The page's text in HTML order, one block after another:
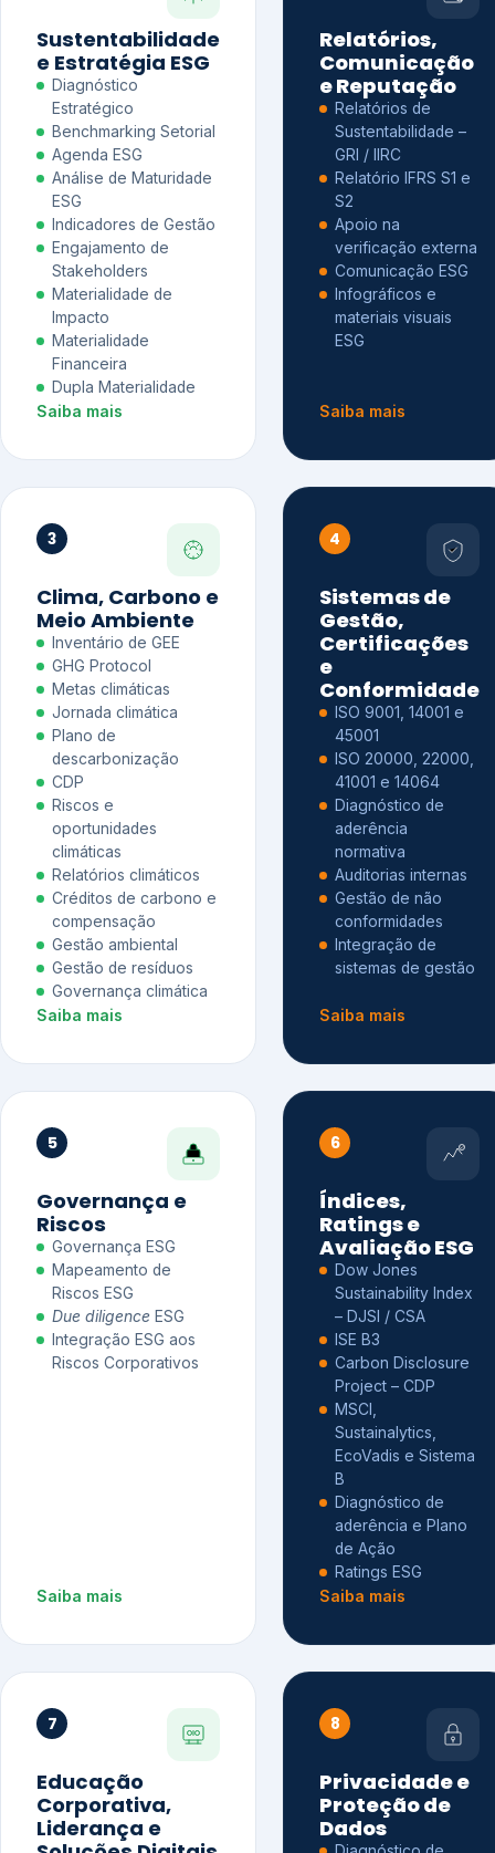
Sustentabilidade
e Estratégia ESG
Diagnóstico
Estratégico
Benchmarking Setorial
Agenda ESG
Análise de Maturidade
ESG
Indicadores de Gestão
Engajamento de
Stakeholders
Materialidade de
Impacto
Materialidade
Financeira
Dupla Materialidade
Saiba mais
Relatórios,
Comunicação
e Reputação
Relatórios de
Sustentabilidade –
GRI / IIRC
Relatório IFRS S1 e
S2
Apoio na
verificação externa
Comunicação ESG
Infográficos e
materiais visuais
ESG
Saiba mais
3
Clima, Carbono e
Meio Ambiente
Inventário de GEE
GHG Protocol
Metas climáticas
Jornada climática
Plano de
descarbonização
CDP
Riscos e
oportunidades
climáticas
Relatórios climáticos
Créditos de carbono e
compensação
Gestão ambiental
Gestão de resíduos
Governança climática
Saiba mais
4
Sistemas de
Gestão,
Certificações
e
Conformidade
ISO 9001, 14001 e
45001
ISO 20000, 22000,
41001 e 14064
Diagnóstico de
aderência
normativa
Auditorias internas
Gestão de não
conformidades
Integração de
sistemas de gestão
Saiba mais
5
Governança e
Riscos
Governança ESG
Mapeamento de
Riscos ESG
Due diligence ESG
Integração ESG aos
Riscos Corporativos
Saiba mais
6
Índices,
Ratings e
Avaliação ESG
Dow Jones
Sustainability Index
– DJSI / CSA
ISE B3
Carbon Disclosure
Project – CDP
MSCI,
Sustainalytics,
EcoVadis e Sistema
B
Diagnóstico de
aderência e Plano
de Ação
Ratings ESG
Saiba mais
7
Educação
Corporativa,
Liderança e
8
Privacidade e
Proteção de
Dados